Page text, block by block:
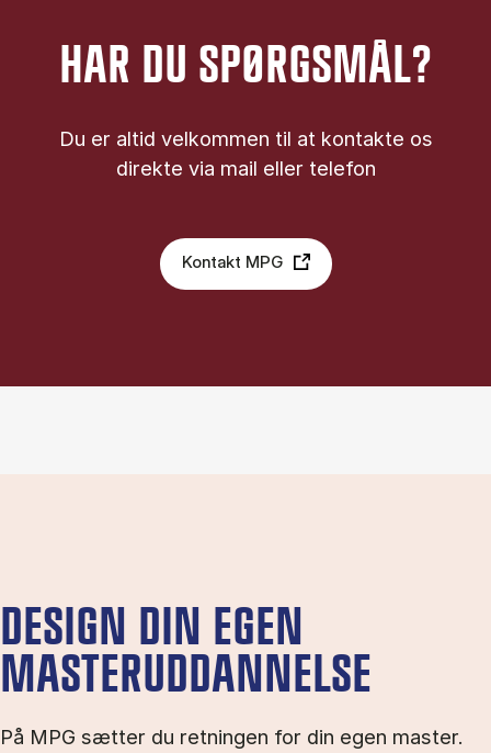
HAR DU SPØRGSMÅL?
Du er altid velkommen til at kontakte os
direkte via mail eller telefon
Kontakt MPG
DESIGN DIN EGEN
MASTERUDDANNELSE
På MPG sætter du retningen for din egen master.